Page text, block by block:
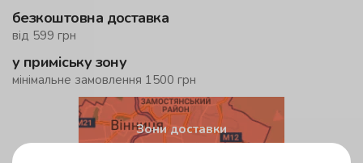
безкоштовна доставка
від 599 грн
у приміську зону
мінімальне замовлення 1500 грн
Зони доставки